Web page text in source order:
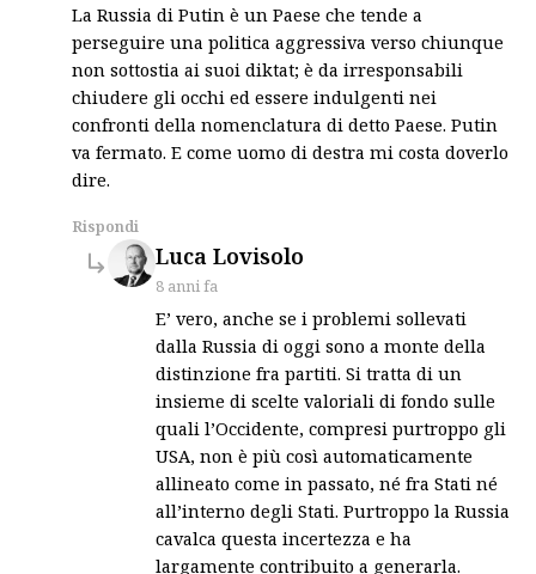
La Russia di Putin è un Paese che tende a
perseguire una politica aggressiva verso chiunque
non sottostia ai suoi diktat; è da irresponsabili
chiudere gli occhi ed essere indulgenti nei
confronti della nomenclatura di detto Paese. Putin
va fermato. E come uomo di destra mi costa doverlo
dire.
Rispondi
Luca Lovisolo
8 anni fa
E’ vero, anche se i problemi sollevati
dalla Russia di oggi sono a monte della
distinzione fra partiti. Si tratta di un
insieme di scelte valoriali di fondo sulle
quali l’Occidente, compresi purtroppo gli
USA, non è più così automaticamente
allineato come in passato, né fra Stati né
all’interno degli Stati. Purtroppo la Russia
cavalca questa incertezza e ha
largamente contribuito a generarla.